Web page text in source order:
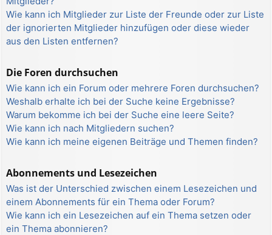
Wie kann ich Mitglieder zur Liste der Freunde oder zur Liste
der ignorierten Mitglieder hinzufügen oder diese wieder
aus den Listen entfernen?
Die Foren durchsuchen
Wie kann ich ein Forum oder mehrere Foren durchsuchen?
Weshalb erhalte ich bei der Suche keine Ergebnisse?
Warum bekomme ich bei der Suche eine leere Seite?
Wie kann ich nach Mitgliedern suchen?
Wie kann ich meine eigenen Beiträge und Themen finden?
Abonnements und Lesezeichen
Was ist der Unterschied zwischen einem Lesezeichen und
einem Abonnements für ein Thema oder Forum?
Wie kann ich ein Lesezeichen auf ein Thema setzen oder
ein Thema abonnieren?